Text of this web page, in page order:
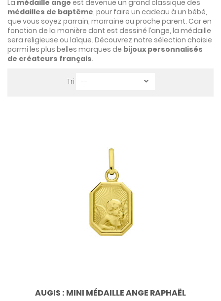
La médaille ange est devenue un grand classique des
médailles de baptême, pour faire un cadeau à un bébé,
que vous soyez parrain, marraine ou proche parent. Car en
fonction de la manière dont est dessiné l’ange, la médaille
sera religieuse ou laïque. Découvrez notre sélection choisie
parmi les plus belles marques de bijoux personnalisés
de créateurs français.
Tri
AUGIS : MINI MÉDAILLE ANGE RAPHAËL